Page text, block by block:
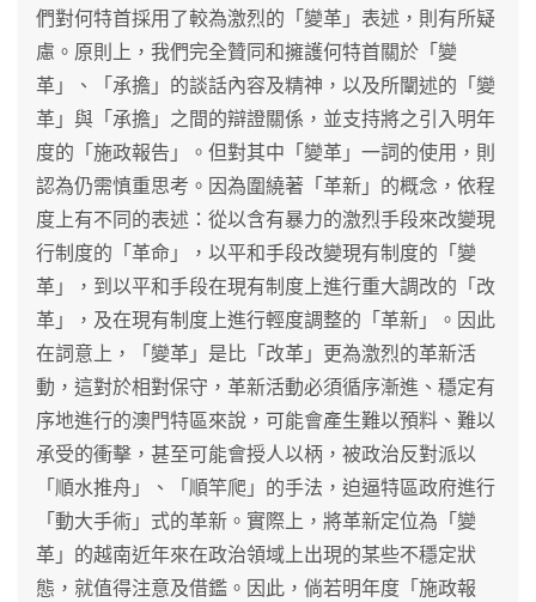
們對何特首採用了較為激烈的「變革」表述，則有所疑
慮。原則上，我們完全贊同和擁護何特首關於「變
革」、「承擔」的談話內容及精神，以及所闡述的「變
革」與「承擔」之間的辯證關係，並支持將之引入明年
度的「施政報告」。但對其中「變革」一詞的使用，則
認為仍需慎重思考。因為圍繞著「革新」的概念，依程
度上有不同的表述：從以含有暴力的激烈手段來改變現
行制度的「革命」，以平和手段改變現有制度的「變
革」，到以平和手段在現有制度上進行重大調改的「改
革」，及在現有制度上進行輕度調整的「革新」。因此
在詞意上，「變革」是比「改革」更為激烈的革新活
動，這對於相對保守，革新活動必須循序漸進、穩定有
序地進行的澳門特區來說，可能會產生難以預料、難以
承受的衝擊，甚至可能會授人以柄，被政治反對派以
「順水推舟」、「順竿爬」的手法，迫逼特區政府進行
「動大手術」式的革新。實際上，將革新定位為「變
革」的越南近年來在政治領域上出現的某些不穩定狀
態，就值得注意及借鑑。因此，倘若明年度「施政報